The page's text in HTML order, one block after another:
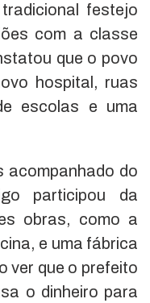
festejo
com a classe
que o povo
hospital, ruas
escolas e uma
acompanhado do
participou da
obras, como a
e uma fábrica
ver que o prefeito
o dinheiro para